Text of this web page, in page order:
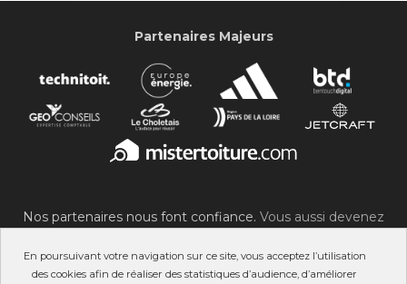
En poursuivant votre navigation sur ce site, vous acceptez l’utilisation
des cookies afin de réaliser des statistiques d’audience, d’améliorer
Partenaires Majeurs
Nos partenaires nous font confiance. Vous aussi devenez